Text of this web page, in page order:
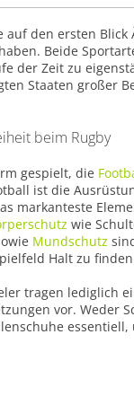
den ersten Blick
Beide
der Zeit zu
Staaten großer
beim Rugby
gespielt, die
ist die
markanteste
wie
Mundschutz
Halt zu
tragen lediglich
vor. Weder